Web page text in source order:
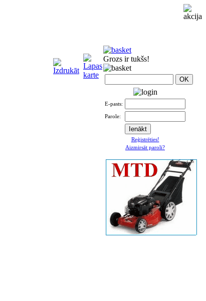
Grozs ir tukšs!
E-pasts:
Parole:
Reģistrēties!
Aizmirsāt paroli?